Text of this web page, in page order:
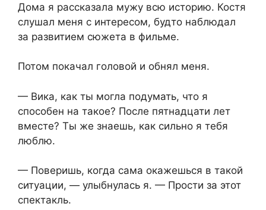
Дома я рассказала мужу всю историю. Костя
слушал меня с интересом, будто наблюдал
за развитием сюжета в фильме.
Потом покачал головой и обнял меня.
— Вика, как ты могла подумать, что я
способен на такое? После пятнадцати лет
вместе? Ты же знаешь, как сильно я тебя
люблю.
— Поверишь, когда сама окажешься в такой
ситуации, — улыбнулась я. — Прости за этот
спектакль.